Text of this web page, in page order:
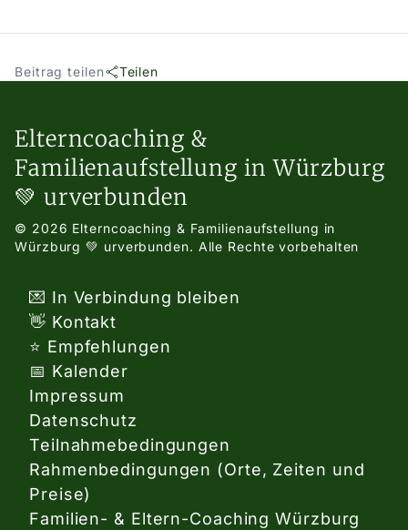
Beitrag teilen Teilen
Elterncoaching &
Familienaufstellung in Würzburg
💚 urverbunden
© 2026 Elterncoaching & Familienaufstellung in
Würzburg 💚 urverbunden. Alle Rechte vorbehalten
💌 In Verbindung bleiben
👋 Kontakt
⭐ Empfehlungen
📅 Kalender
Impressum
Datenschutz
Teilnahmebedingungen
Rahmenbedingungen (Orte, Zeiten und
Preise)
Familien- & Eltern-Coaching Würzburg